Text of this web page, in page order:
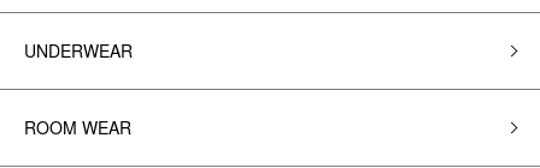
UNDERWEAR
ROOM WEAR